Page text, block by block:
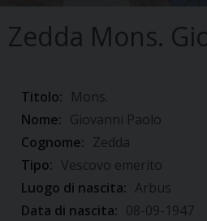
Zedda Mons.
Titolo: Mons.
Nome: Giovanni Paolo
Cognome: Zedda
Tipo: Vescovo emerito
Luogo di nascita: Arbus
Data di nascita: 08-09-1947